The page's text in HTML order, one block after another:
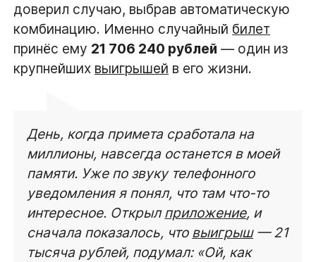
доверил случаю, выбрав автоматическую
комбинацию. Именно случайный билет
принёс ему 21 706 240 рублей — один из
крупнейших выигрышей в его жизни.
День, когда примета сработала на
миллионы, навсегда останется в моей
памяти. Уже по звуку телефонного
уведомления я понял, что там что-то
интересное. Открылприложение, и
сначала показалось, что выигрыш— 21
тысяча рублей, подумал: «Ой, как